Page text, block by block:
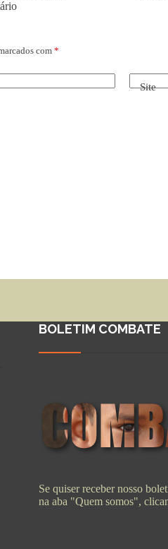
com *
Site
BOLETIM COMBATE
Se quiser receber nosso
na aba "Quem somos",